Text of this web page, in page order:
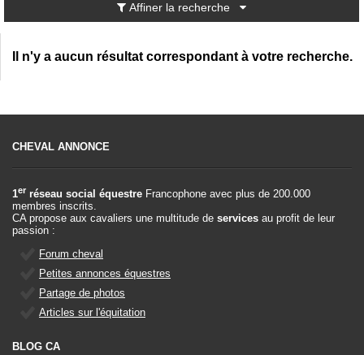
Affiner la recherche
Il n'y a aucun résultat correspondant à votre recherche.
CHEVAL ANNONCE
1er réseau social équestre Francophone avec plus de 200.000
membres inscrits.
CA propose aux cavaliers une multitude de services au profit de leur
passion :
Forum cheval
Petites annonces équestres
Partage de photos
Articles sur l'équitation
BLOG CA